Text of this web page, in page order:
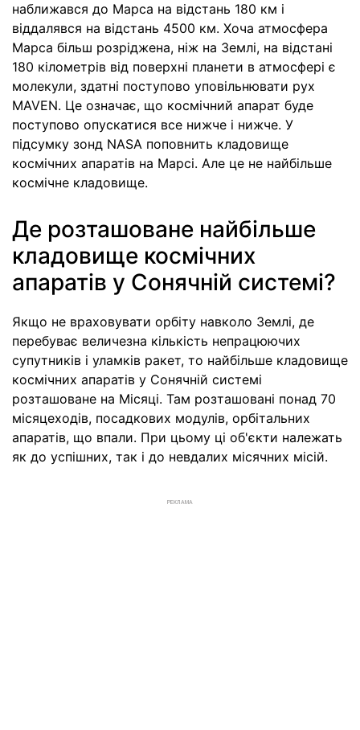
наближався до Марса на відстань 180 км і
віддалявся на відстань 4500 км. Хоча атмосфера
Марса більш розріджена, ніж на Землі, на відстані
180 кілометрів від поверхні планети в атмосфері є
молекули, здатні поступово уповільнювати рух
MAVEN. Це означає, що космічний апарат буде
поступово опускатися все нижче і нижче. У
підсумку зонд NASA поповнить кладовище
космічних апаратів на Марсі. Але це не найбільше
космічне кладовище.
Де розташоване найбільше
кладовище космічних
апаратів у Сонячній системі?
Якщо не враховувати орбіту навколо Землі, де
перебуває величезна кількість непрацюючих
супутників і уламків ракет, то найбільше кладовище
космічних апаратів у Сонячній системі
розташоване на Місяці. Там розташовані понад 70
місяцеходів, посадкових модулів, орбітальних
апаратів, що впали. При цьому ці об'єкти належать
як до успішних, так і до невдалих місячних місій.
РЕКЛАМА